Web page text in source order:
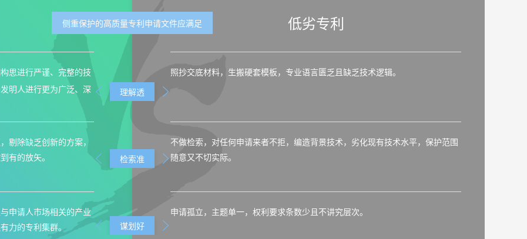
思进行严谨、 完整的技
明人进行更为广泛、深
剔除缺乏创新的方案，
有的放矢。
申请人市场相关的产业
力的专利集群。
低劣专利
照抄交底材料，生搬硬套模板，专业语言匮乏且缺乏技术逻辑。
不做检索，对任何申请来者不拒，编造背景技术，劣化现有技术水平，保护范围
随意又不切实际。
申请孤立，主题单一，权利要求条数少且不讲究层次。
侧重保护的高质量专利申请文件应满足
理解透
检索准
谋划好